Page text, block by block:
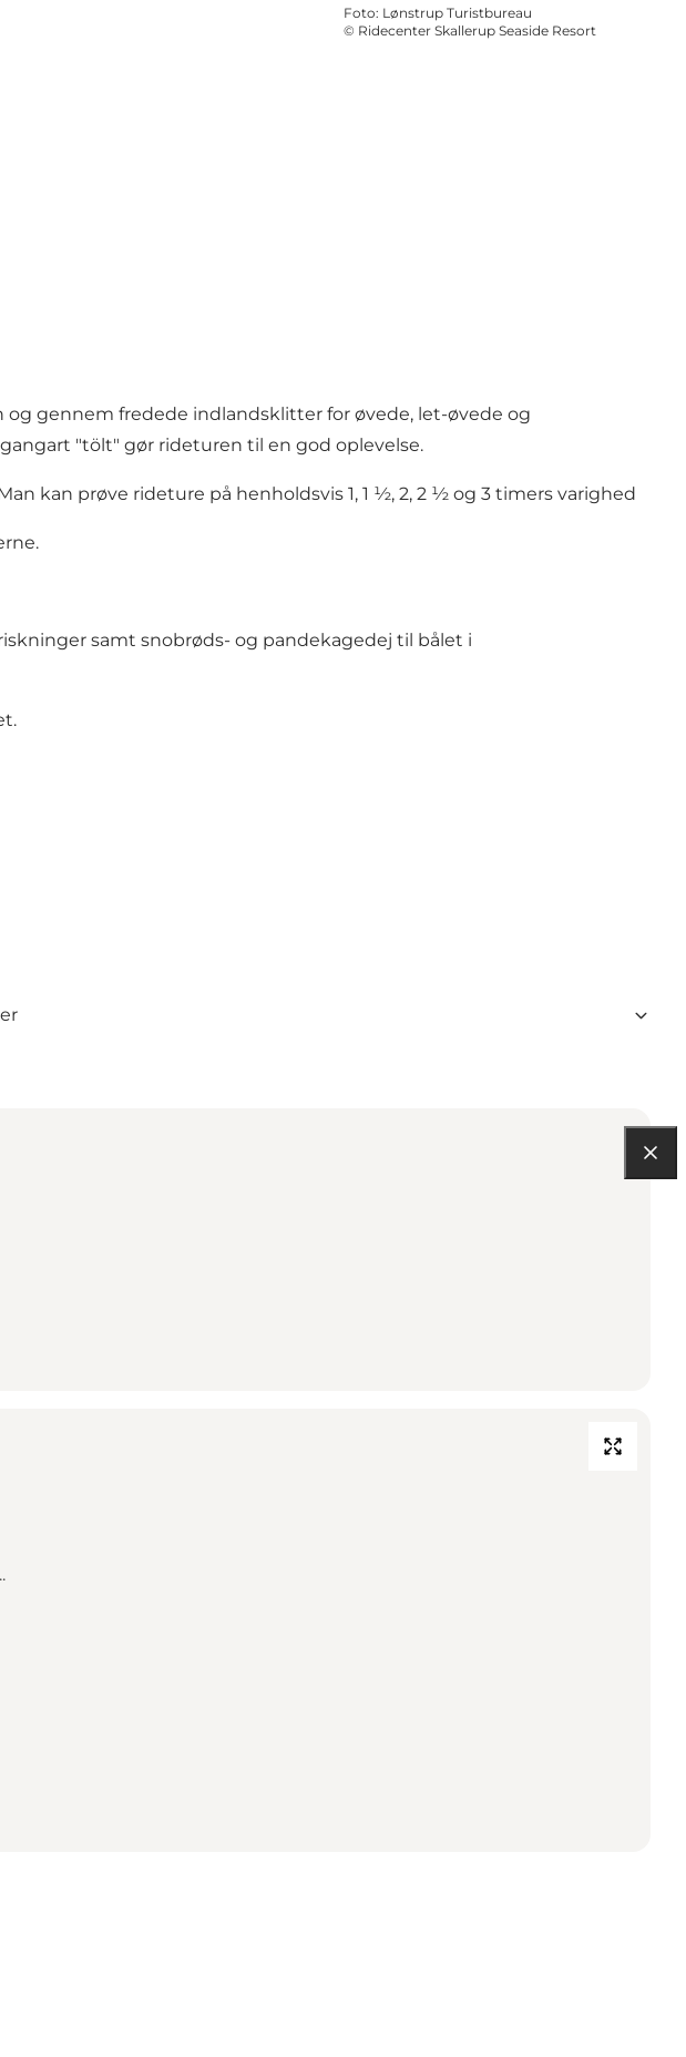
Foto: Lønstrup Turistbureau
© Ridecenter Skallerup Seaside Resort
gennem fredede indlandsklitter for øvede, let-øvede og
"tölt" gør rideturen til en god oplevelse.
kan prøve rideture på henholdsvis 1, 1 ½, 2, 2 ½ og 3 timers varighed
samt snobrøds- og pandekagedej til bålet i